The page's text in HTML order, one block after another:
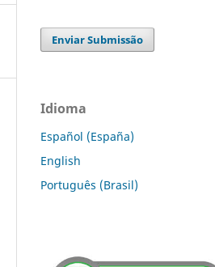
Enviar Submissão
Idioma
Español (España)
English
Português (Brasil)